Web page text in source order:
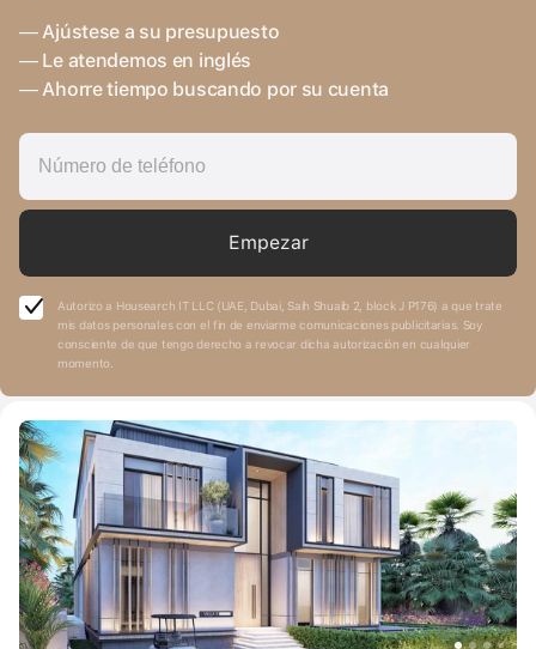
— Ajústese a su presupuesto
— Le atendemos en inglés
— Ahorre tiempo buscando por su cuenta
Empezar
Autorizo a Housearch IT LLC (UAE, Dubai, Saih Shuaib 2, block J P176) a que trate
mis datos personales con el fin de enviarme comunicaciones publicitarias. Soy
consciente de que tengo derecho a revocar dicha autorización en cualquier
momento.